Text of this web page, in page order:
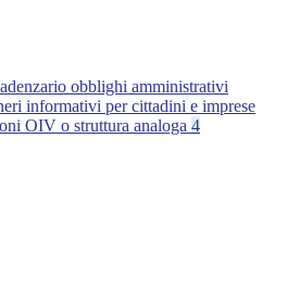
obblighi amministrativi
informativi per cittadini e imprese
OIV o struttura analoga 4